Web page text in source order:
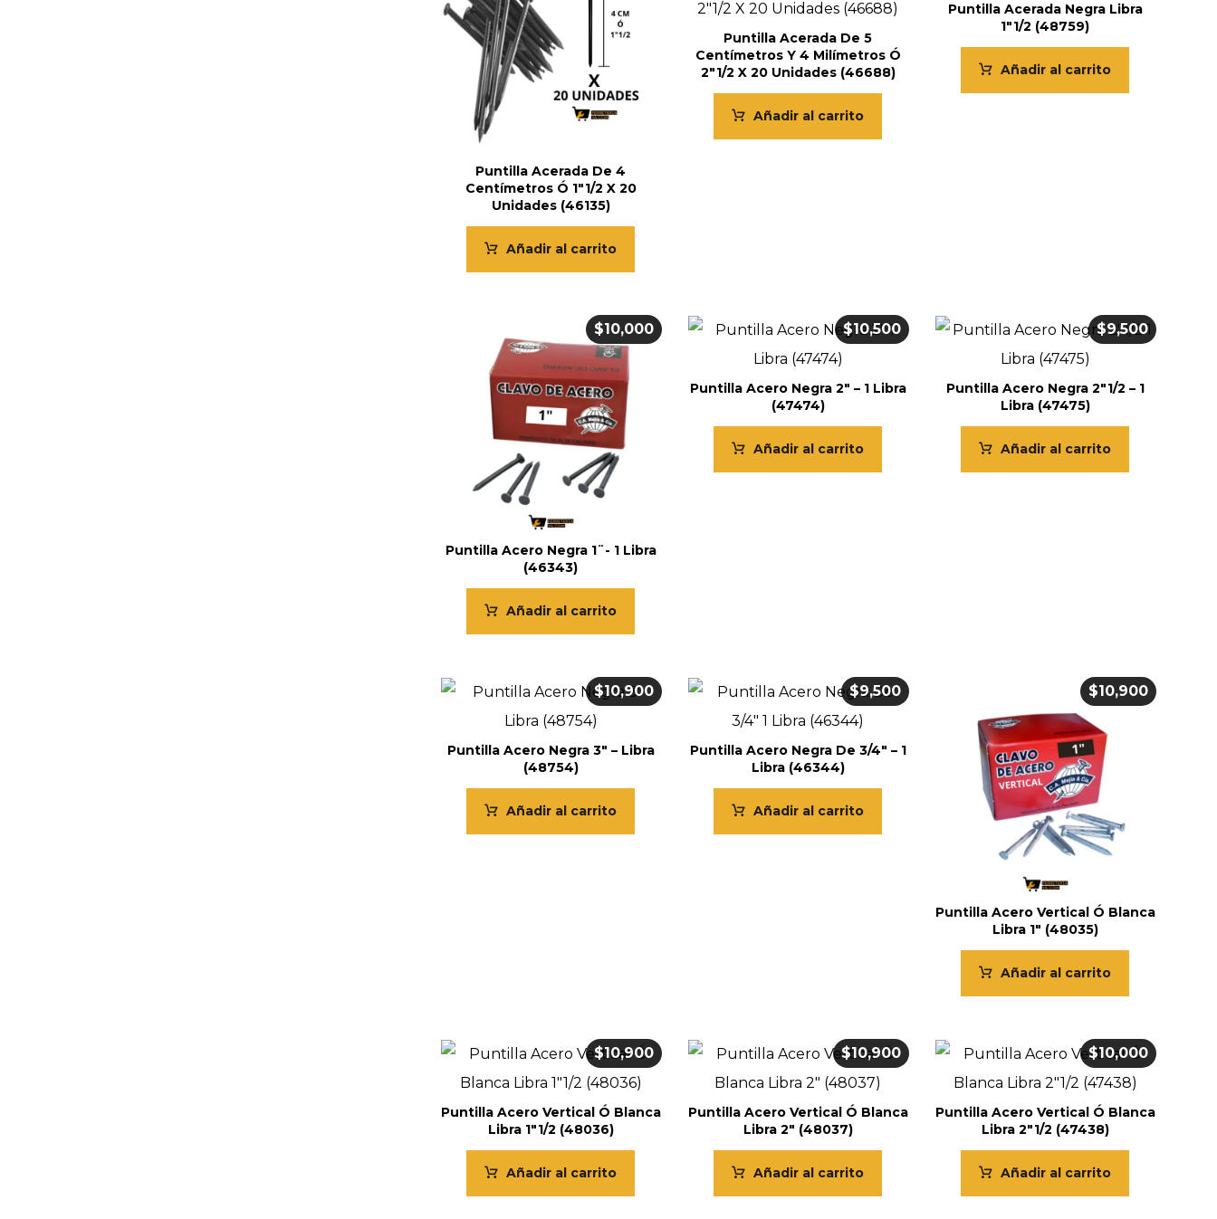
Puntilla Acerada De 4
Centímetros Ó 1″1/2 X 20
Unidades (46135)
Añadir al carrito
Puntilla Acerada De 5
Centímetros Y 4 Milímetros Ó
2″1/2 X 20 Unidades (46688)
Añadir al carrito
Puntilla Acerada Negra Libra
1″1/2 (48759)
Añadir al carrito
Puntilla Acero Negra 1¨- 1 Libra
(46343)
$10,000
Añadir al carrito
Puntilla Acero Negra 2″ – 1 Libra
(47474)
$10,500
Añadir al carrito
Puntilla Acero Negra 2″1/2 – 1
Libra (47475)
$9,500
Añadir al carrito
Puntilla Acero Negra 3″ – Libra
(48754)
$10,900
Añadir al carrito
Puntilla Acero Negra De 3/4″ – 1
Libra (46344)
$9,500
Añadir al carrito
Puntilla Acero Vertical Ó Blanca
Libra 1″ (48035)
$10,900
Añadir al carrito
Puntilla Acero Vertical Ó Blanca
Libra 1″1/2 (48036)
$10,900
Añadir al carrito
Puntilla Acero Vertical Ó Blanca
Libra 2″ (48037)
$10,900
Añadir al carrito
Puntilla Acero Vertical Ó Blanca
Libra 2″1/2 (47438)
$10,000
Añadir al carrito